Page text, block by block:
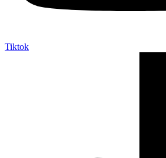
Tiktok